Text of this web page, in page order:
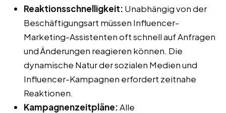
Reaktionsschnelligkeit: Unabhängig von der
Beschäftigungsart müssen Influencer-
Marketing-Assistenten oft schnell auf Anfragen
und Änderungen reagieren können. Die
dynamische Natur der sozialen Medien und
Influencer-Kampagnen erfordert zeitnahe
Reaktionen.
Kampagnenzeitpläne:Alle